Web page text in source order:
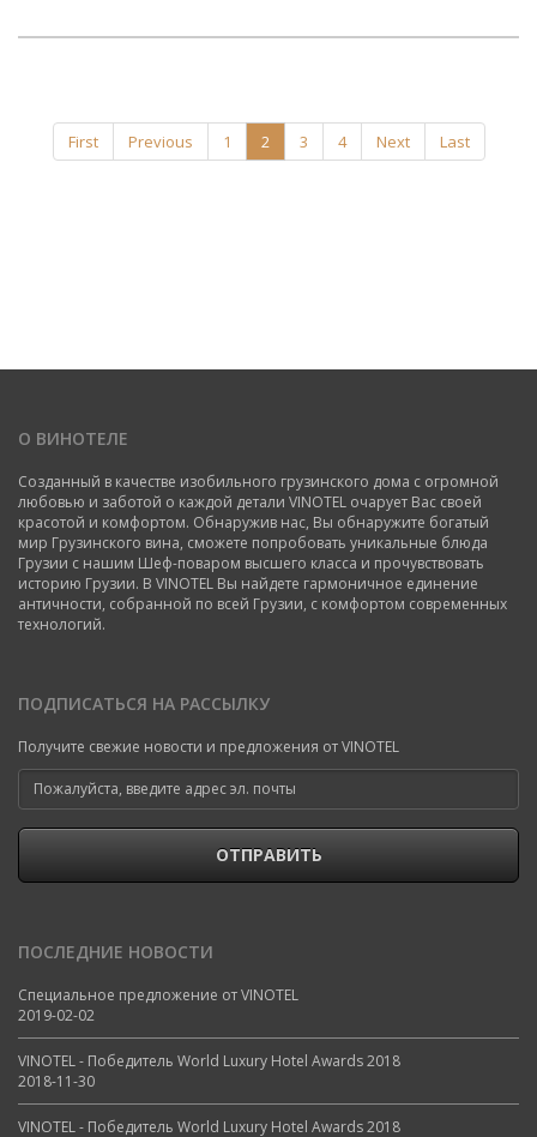
First Previous 1 2 3 4 Next Last
О ВИНОТЕЛЕ
Созданный в качестве изобильного грузинского дома с огромной
любовью и заботой о каждой детали VINOTEL очарует Вас своей
красотой и комфортом. Обнаружив нас, Вы обнаружите богатый
мир Грузинского вина, сможете попробовать уникальные блюда
Грузии с нашим Шеф-поваром высшего класса и прочувствовать
историю Грузии. В VINOTEL Вы найдете гармоничное единение
античности, собранной по всей Грузии, с комфортом современных
технологий.
ПОДПИСАТЬСЯ НА РАССЫЛКУ
Получите свежие новости и предложения от VINOTEL
ОТПРАВИТЬ
ПОСЛЕДНИЕ НОВОСТИ
Специальное предложение от VINOTEL
2019-02-02
VINOTEL - Победитель World Luxury Hotel Awards 2018
2018-11-30
VINOTEL - Победитель World Luxury Hotel Awards 2018